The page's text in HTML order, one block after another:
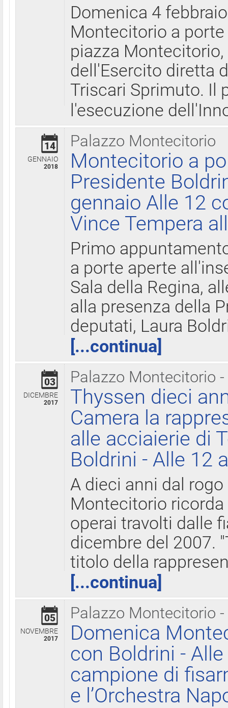
Domenica 4
Montecitorio a
piazza
dell'Esercito diretta
Triscari Sprimuto. Il
l'esecuzione
Palazzo Montecitorio
14
GENNAIO
2018
Montecitorio a
Presidente
gennaio Alle 12
Vince Tempera
Primo
a porte aperte
Sala della Regina,
alla presenza della
deputati, Laura
[...continua]
Palazzo Montecitorio
03
DICEMBRE
2017
Thyssen dieci
Camera la
alle acciaierie di
Boldrini - Alle 12
A dieci anni dal
Montecitorio
operai travolti dalle
dicembre del 2007.
titolo della
[...continua]
Palazzo Montecitorio
05
NOVEMBRE
2017
Domenica
con Boldrini -
campione di
e l’Orchestra